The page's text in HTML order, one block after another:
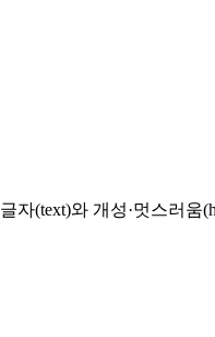
(text)와 개성·멋스러움